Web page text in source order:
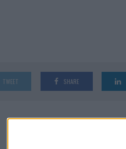
TWEET SHARE